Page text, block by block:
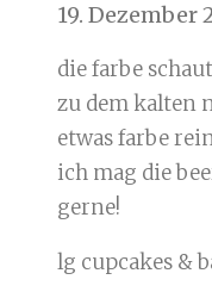
19. Dezember
die farbe
zu dem kalten
etwas farbe
ich mag die
gerne!
lg cupcakes &